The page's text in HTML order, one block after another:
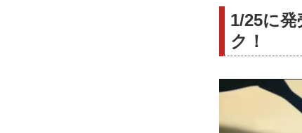
1/25に
ク！